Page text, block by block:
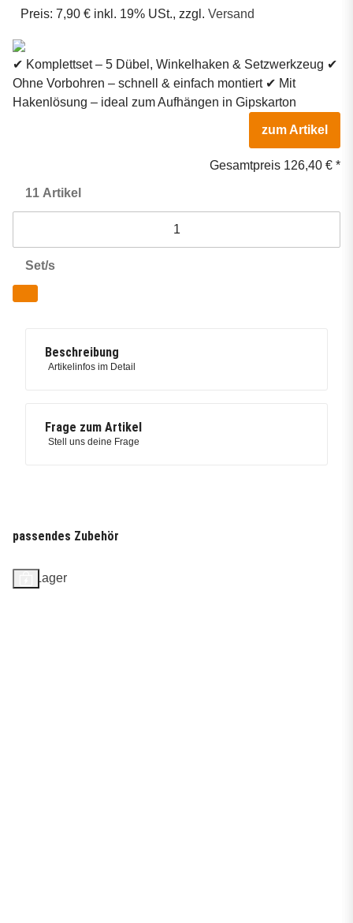
Preis: 7,90 € inkl. 19% USt., zzgl. Versand
✔ Komplettset – 5 Dübel, Winkelhaken & Setzwerkzeug ✔
Ohne Vorbohren – schnell & einfach montiert ✔ Mit
Hakenlösung – ideal zum Aufhängen in Gipskarton
zum Artikel
Gesamtpreis 126,40 € *
11 Artikel
Set/s
Beschreibung
Artikelinfos im Detail
Frage zum Artikel
Stell uns deine Frage
passendes Zubehör
Auf Lager